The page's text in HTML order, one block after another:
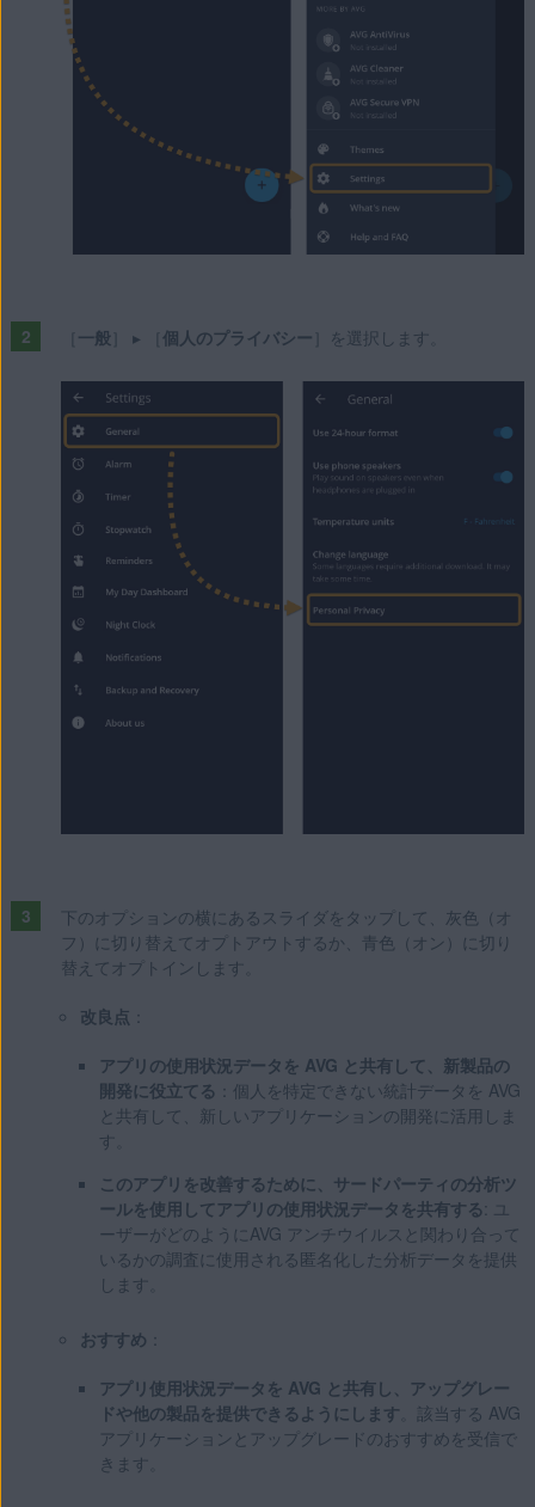
一般］ ▸ ［ 個人のプライバシー ］を選択します。
下のオプションの横にあるスライダをタップして、灰色（オ
フ）に切り替えてオプトアウトするか、青色（オン）に切り
替えてオプトインします。
改良点 ：
アプリの使用状況データを AVG と共有して、新製品の
開発に役立てる ：個人を特定できない統計データを AVG
と共有して、新しいアプリケーションの開発に活用しま
す。
このアプリを改善するために、サードパーティの分析ツ
ールを使用してアプリの使用状況データを共有する: ユ
ーザーがどのようにAVG アンチウイルスと関わり合って
いるかの調査に使用される匿名化した分析データを提供
します。
おすすめ ：
アプリ使用状況データを AVG と共有し、アップグレー
ドや他の製品を提供できるようにします 。該当する AVG
アプリケーションとアップグレードのおすすめを受信で
きます。